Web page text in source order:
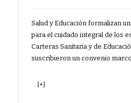
Salud y Educación formalizan
para el cuidado integral de los
Carteras Sanitaria y de
suscribieron un convenio marco
[+]